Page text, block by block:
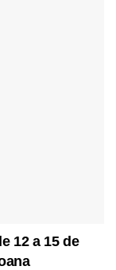
12 a 15 de